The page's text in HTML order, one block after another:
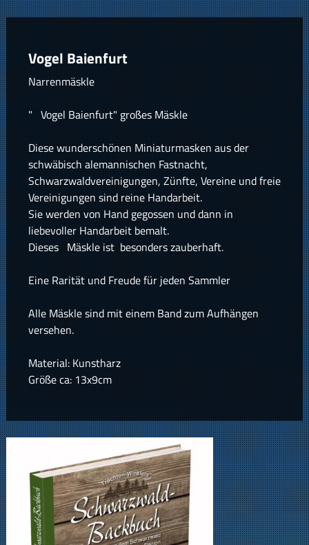
Vogel Baienfurt
Narrenmäskle
" Vogel Baienfurt" großes Mäskle
Diese wunderschönen Miniaturmasken aus der
schwäbisch alemannischen Fastnacht,
Schwarzwaldvereinigungen, Zünfte, Vereine und freie
Vereinigungen sind reine Handarbeit.
Sie werden von Hand gegossen und dann in
liebevoller Handarbeit bemalt.
Dieses Mäskle ist besonders zauberhaft.
Eine Rarität und Freude für jeden Sammler
Alle Mäskle sind mit einem Band zum Aufhängen
versehen.
Material: Kunstharz
Größe ca: 13x9cm